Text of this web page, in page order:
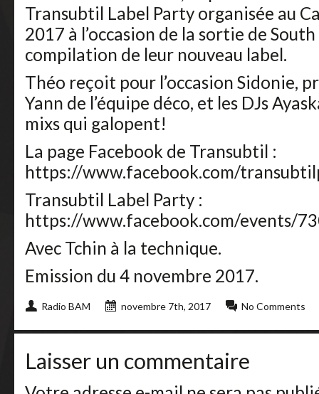
Transubtil Label Party organisée au
2017 à l’occasion de la sortie de
compilation de leur nouveau label.
Théo reçoit pour l’occasion Sidonie,
Yann de l’équipe déco, et les DJs
mixs qui galopent!
La page Facebook de Transubtil :
https://www.facebook.com/
Transubtil Label Party :
https://www.facebook.com/events/
Avec Tchin à la technique.
Emission du 4 novembre 2017.
Radio BAM novembre 7th, 2017 No Comments
Laisser un commentaire